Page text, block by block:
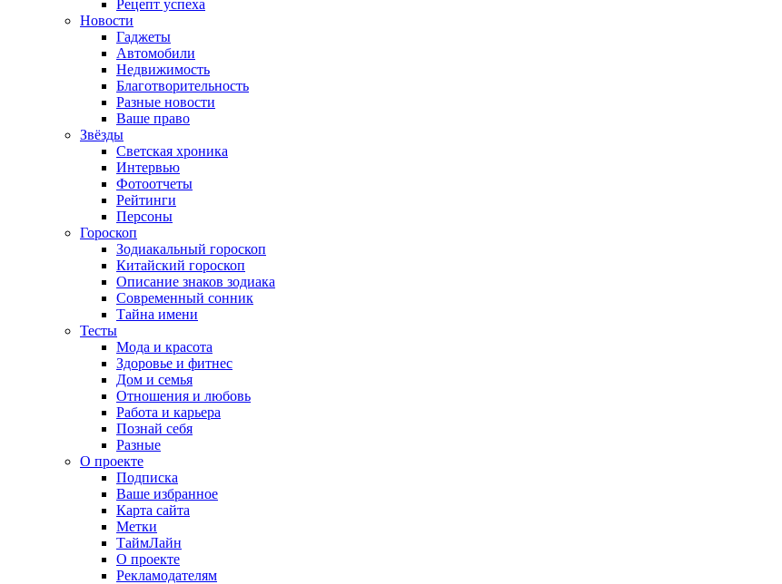
Рецепт успеха
Новости
Гаджеты
Автомобили
Недвижимость
Благотворительность
Разные новости
Ваше право
Звёзды
Светская хроника
Интервью
Фотоотчеты
Рейтинги
Персоны
Гороскоп
Зодиакальный гороскоп
Китайский гороскоп
Описание знаков зодиака
Современный сонник
Тайна имени
Тесты
Мода и красота
Здоровье и фитнес
Дом и семья
Отношения и любовь
Работа и карьера
Познай себя
Разные
О проекте
Подписка
Ваше избранное
Карта сайта
Метки
ТаймЛайн
О проекте
Рекламодателям